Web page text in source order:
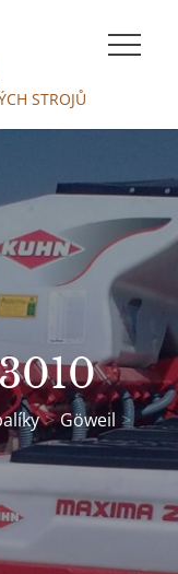
STROJŮ
Göweil